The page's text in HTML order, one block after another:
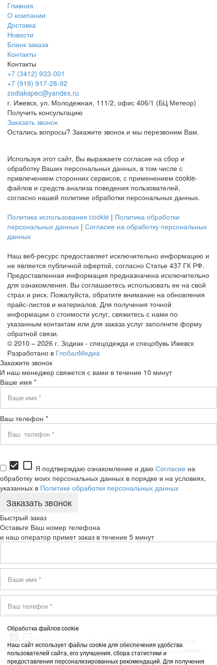
Главная
О компании
Доставка
Новости
Бланк заказа
Контакты
Контакты
+7 (3412) 933-001
+7 (919) 917-28-92
zodiakspec@yandex.ru
г. Ижевск, ул. Молодежная, 111/2, офис 406/1 (БЦ Метеор)
Получить консультацию
Заказать звонок
Остались вопросы? Закажите звонок и мы перезвоним Вам.
Используя этот сайт, Вы выражаете согласие на сбор и
обработку Ваших персональных данных, в том числе с
привлечением сторонних сервисов, с применением cookie-
файлов и средств анализа поведения пользователей,
согласно нашей политике обработки персональных данных.
Политика использования cookie | Политика обработки
персональных данных | Согласие на обработку персональных
данных
Наш веб-ресурс предоставляет исключительно информацию и
не является публичной офертой, согласно Статье 437 ГК РФ.
Предоставленная информация предназначена исключительно
для ознакомления. Вы соглашаетесь использовать ее на свой
страх и риск. Пожалуйста, обратите внимание на обновления
прайс-листов и материалов. Для получения точной
информации о стоимости услуг, свяжитесь с нами по
указанным контактам или для заказа услуг заполните форму
обратной связи.
© 2010 – 2026 г. Зодиак - спецодежда и спецобувь Ижевск
Разработано в ГлобалМедиа
Закажите звонок
И наш менеджер свяжется с вами в течение 10 минут
Ваше имя *
Ваш телефон *
check_box check_box_outline_blank Я подтверждаю ознакомление и даю Согласие на
обработку моих персональных данных в порядке и на условиях,
указанных в Политике обработки персональных данных
Быстрый заказ
Оставьте Ваш номер телефона
и наш оператор примет заказ в течение 5 минут
Я подтверждаю ознакомление и даю
обработку моих персональных данных в порядке и на условиях,
указанных вПолитике обработки персональных данных
Обработка файлов cookie
Наш сайт использует файлы cookie для обеспечения удобства
пользователей сайта, его улучшения, сбора статистики и
предоставления персонализированных рекомендаций. Для получения